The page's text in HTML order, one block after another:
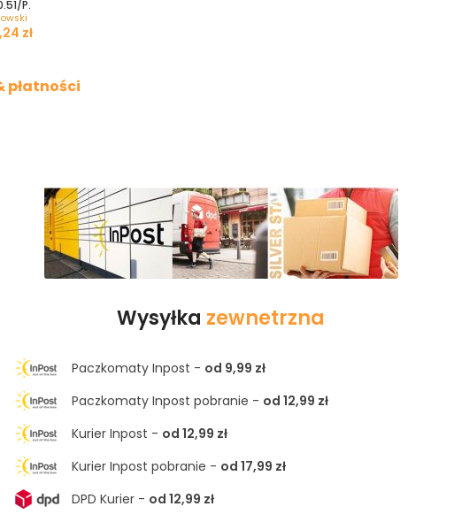
P.
zł
płatności
Wysyłka zewnetrzna
Paczkomaty Inpost - od 9,99 zł
Paczkomaty Inpost pobranie - od 12,99 zł
Kurier Inpost - od 12,99 zł
Kurier Inpost pobranie - od 17,99 zł
DPD Kurier - od 12,99 zł